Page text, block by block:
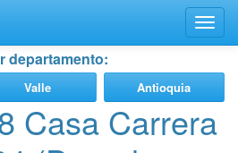
departamento:
Valle Antioquia
Casa Carrera